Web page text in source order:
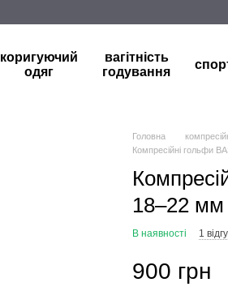
коригуючий
одяг
вагітність
годування
Головна
Компресійні гольфи
18–22 мм
В наявності 1
900 грн